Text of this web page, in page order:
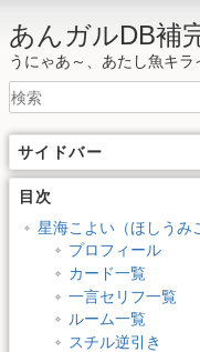
あんガルDB補
うにゃあ～、あたし魚キ
サイドバー
目次
星海こよい（ほしうみ
プロフィール
カード一覧
一言セリフ一覧
ルーム一覧
スチル逆引き